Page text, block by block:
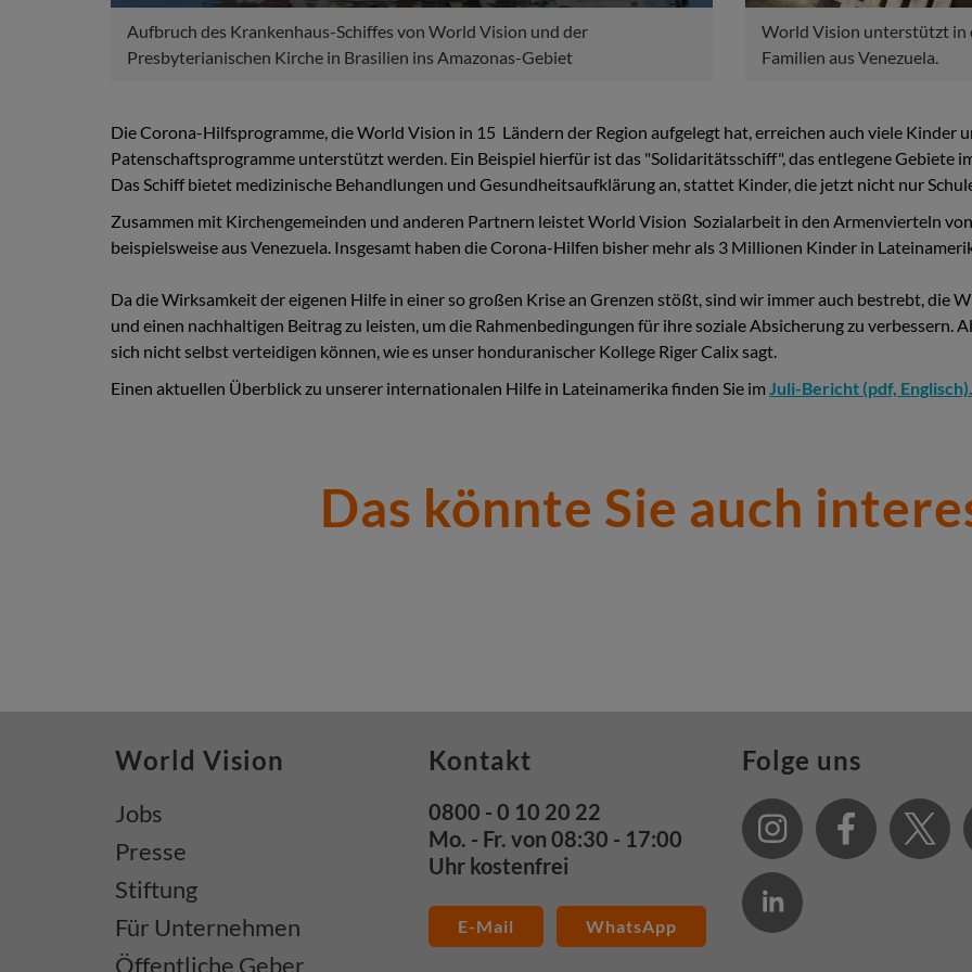
Aufbruch des Krankenhaus-Schiffes von World Vision und der
Presbyterianischen Kirche in Brasilien ins Amazonas-Gebiet
World Vision unterstützt in
Familien aus Venezuela.
Die Corona-Hilfsprogramme, die World Vision in 15 Ländern der Region aufgelegt hat, erreichen auch viele Kinder
Patenschaftsprogramme unterstützt werden. Ein Beispiel hierfür ist das "Solidaritätsschiff", das entlegene Gebiete
Das Schiff bietet medizinische Behandlungen und Gesundheitsaufklärung an, stattet Kinder, die jetzt nicht nur
Zusammen mit Kirchengemeinden und anderen Partnern leistet World Vision Sozialarbeit in den Armenvierteln
beispielsweise aus Venezuela. Insgesamt haben die Corona-Hilfen bisher mehr als 3 Millionen Kinder in
Da die Wirksamkeit der eigenen Hilfe in einer so großen Krise an Grenzen stößt, sind wir immer auch bestrebt, die
und einen nachhaltigen Beitrag zu leisten, um die Rahmenbedingungen für ihre soziale Absicherung zu verbessern.
sich nicht selbst verteidigen können, wie es unser honduranischer Kollege Riger Calix sagt.
Einen aktuellen Überblick zu unserer internationalen Hilfe in Lateinamerika finden Sie im Juli-Bericht (pdf, Englisch).
Das könnte Sie auch
World Vision
Jobs
Presse
Stiftung
Für Unternehmen
Öffentliche Geber
Kontakt
0800 - 0 10 20 22
Mo. - Fr. von 08:30 - 17:00
Uhr kostenfrei
E-Mail WhatsApp
Folge uns